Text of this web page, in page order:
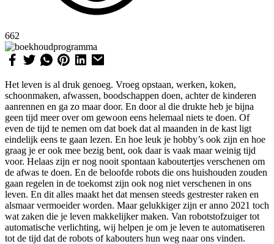
662
Het leven is al druk genoeg. Vroeg opstaan, werken, koken,
schoonmaken, afwassen, boodschappen doen, achter de kinderen
aanrennen en ga zo maar door. En door al die drukte heb je bijna
geen tijd meer over om gewoon eens helemaal niets te doen. Of
even de tijd te nemen om dat boek dat al maanden in de kast ligt
eindelijk eens te gaan lezen. En hoe leuk je hobby’s ook zijn en hoe
graag je er ook mee bezig bent, ook daar is vaak maar weinig tijd
voor. Helaas zijn er nog nooit spontaan kaboutertjes verschenen om
de afwas te doen. En de beloofde robots die ons huishouden zouden
gaan regelen in de toekomst zijn ook nog niet verschenen in ons
leven. En dit alles maakt het dat mensen steeds gestrester raken en
alsmaar vermoeider worden. Maar gelukkiger zijn er anno 2021 toch
wat zaken die je leven makkelijker maken. Van robotstofzuiger tot
automatische verlichting, wij helpen je om je leven te automatiseren
tot de tijd dat de robots of kabouters hun weg naar ons vinden.